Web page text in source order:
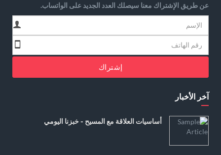
عن طريق الإشتراك معنا سيصلك العدد الجديد على الواتساب.
إشتراك
آخر الأخبار
أساسيات العلاقة مع المسيح - خبزنا اليومي